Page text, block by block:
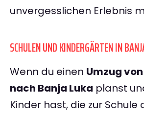
unvergesslichen Erlebnis
SCHULEN UND KINDERGÄRTEN IN
Wenn du einen Umzug
nach Banja Luka planst
Kinder hast, die zur Schule